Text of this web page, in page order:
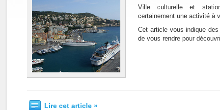
Ville culturelle et
certainement une activité à
Cet article vous indique
de vous rendre pour
Lire cet article »